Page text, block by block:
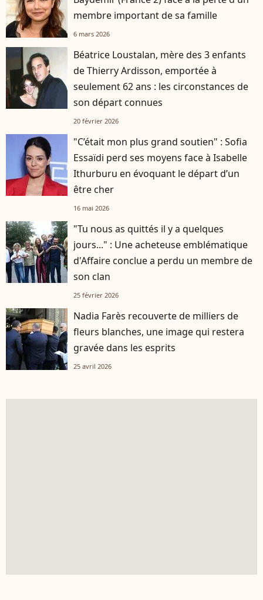
membre important de sa famille
6 mars 2026
Béatrice Loustalan, mère des 3 enfants
de Thierry Ardisson, emportée à
seulement 62 ans : les circonstances de
son départ connues
20 février 2026
"C’était mon plus grand soutien" : Sofia
Essaïdi perd ses moyens face à Isabelle
Ithurburu en évoquant le départ d’un
être cher
16 mai 2026
"Tu nous as quittés il y a quelques
jours..." : Une acheteuse emblématique
d'Affaire conclue a perdu un membre de
son clan
25 février 2026
Nadia Farès recouverte de milliers de
fleurs blanches, une image qui restera
gravée dans les esprits
25 avril 2026